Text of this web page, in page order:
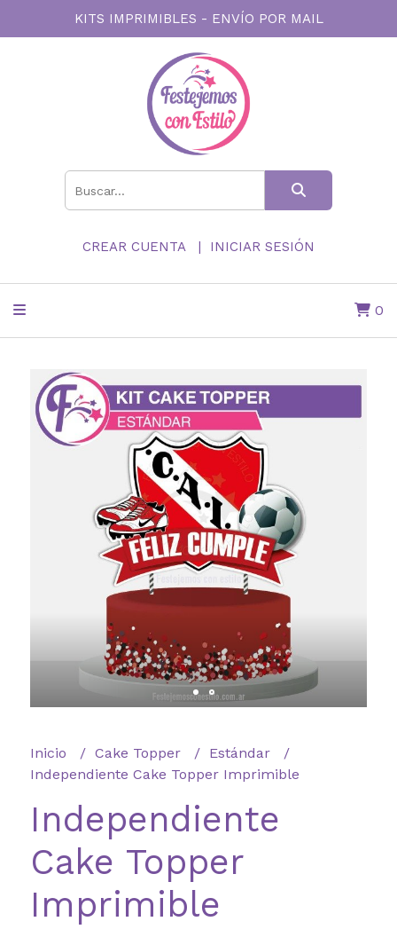
KITS IMPRIMIBLES - ENVÍO POR MAIL
CREAR CUENTA INICIAR SESIÓN
0
Inicio Cake Topper
Estándar
Independiente Cake Topper Imprimible
Independiente
Cake Topper
Imprimible